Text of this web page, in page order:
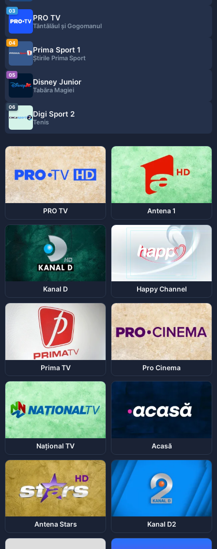
03
PRO TV
Tăntălăul și Gogomanul
04
Prima Sport 1
Ştirile Prima Sport
05
Disney Junior
Tabăra Magiei
06
Digi Sport 2
Tenis
PRO TV Antena 1
Kanal D Happy Channel
Prima TV Pro Cinema
Național TV Acasă
Antena Stars Kanal D2